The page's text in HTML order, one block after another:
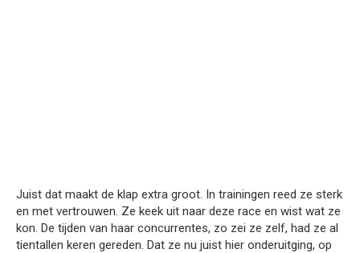
Juist dat maakt de klap extra groot. In trainingen reed ze sterk
en met vertrouwen. Ze keek uit naar deze race en wist wat ze
kon. De tijden van haar concurrentes, zo zei ze zelf, had ze al
tientallen keren gereden. Dat ze nu juist hier onderuitging, op